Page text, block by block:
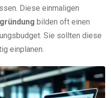
Diese einmaligen
bilden oft einen
Sie sollten diese
einplanen.